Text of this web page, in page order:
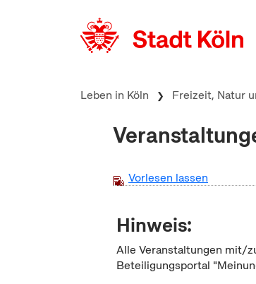
Leben in Köln Freizeit, Natur
Vorlesen lassen
Hinweis:
Alle Veranstaltungen mit/
Beteiligungsportal